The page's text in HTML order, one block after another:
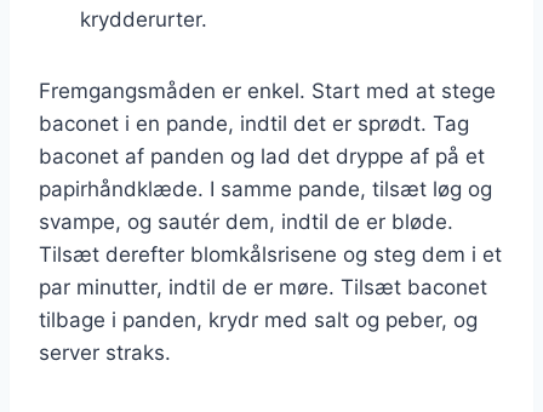
krydderurter.
Fremgangsmåden er enkel. Start med at stege
baconet i en pande, indtil det er sprødt. Tag
baconet af panden og lad det dryppe af på et
papirhåndklæde. I samme pande, tilsæt løg og
svampe, og sautér dem, indtil de er bløde.
Tilsæt derefter blomkålsrisene og steg dem i et
par minutter, indtil de er møre. Tilsæt baconet
tilbage i panden, krydr med salt og peber, og
server straks.